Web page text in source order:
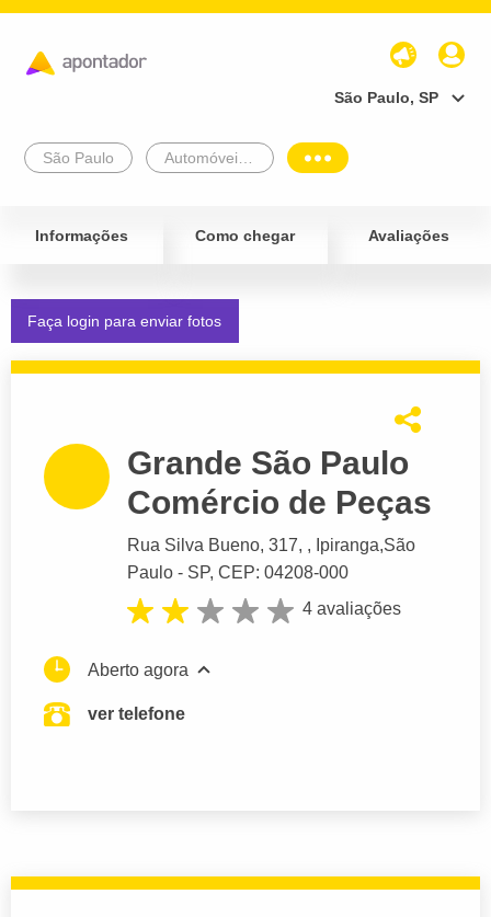
São Paulo, SP
São Paulo
Informações Como chegar Avaliações
Faça login para enviar fotos
Grande São Paulo
Comércio de Peças
Rua Silva Bueno, 317, , Ipiranga,São
Paulo - SP, CEP: 04208-000
4 avaliações
Aberto agora
ver telefone